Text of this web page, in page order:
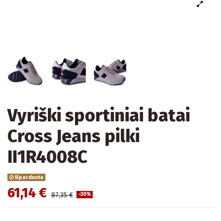
Vyriški sportiniai batai
Cross Jeans pilki
II1R4008C
Išparduota
61,14 € 87,35 € -30%